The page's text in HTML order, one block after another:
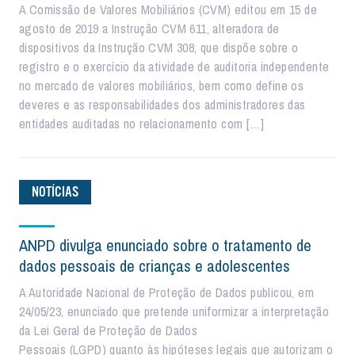
A Comissão de Valores Mobiliários (CVM) editou em 15 de
agosto de 2019 a Instrução CVM 611, alteradora de
dispositivos da Instrução CVM 308, que dispõe sobre o
registro e o exercício da atividade de auditoria independente
no mercado de valores mobiliários, bem como define os
deveres e as responsabilidades dos administradores das
entidades auditadas no relacionamento com […]
NOTÍCIAS
ANPD divulga enunciado sobre o tratamento de
dados pessoais de crianças e adolescentes
A Autoridade Nacional de Proteção de Dados publicou, em
24/05/23, enunciado que pretende uniformizar a interpretação
da Lei Geral de Proteção de Dados
Pessoais (LGPD) quanto às hipóteses legais que autorizam o